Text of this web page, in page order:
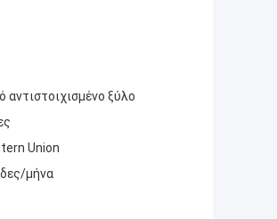
αντιστοιχισμένο ξύλο
Union
μήνα